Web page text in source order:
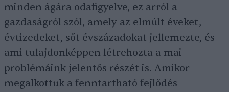
minden ágára odafigyelve, ez arról a
gazdaságról szól, amely az elmúlt éveket,
évtizedeket, sőt évszázadokat jellemezte, és
ami tulajdonképpen létrehozta a mai
problémáink jelentős részét is. Amikor
megalkottuk a fenntartható fejlődés